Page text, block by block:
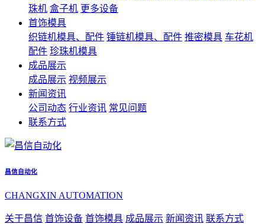
珠机 盒子机 更多设备
首饰模具
织链机模具、配件 锤链机模具、配件 推密模具 车花机
配件 珍珠机模具
成品展示
成品展示 视频展示
新闻资讯
公司动态 行业资讯 常见问题
联系方式
昌信自动化
CHANGXIN AUTOMATION
关于昌信 首饰设备 首饰模具 成品展示 新闻资讯 联系方式